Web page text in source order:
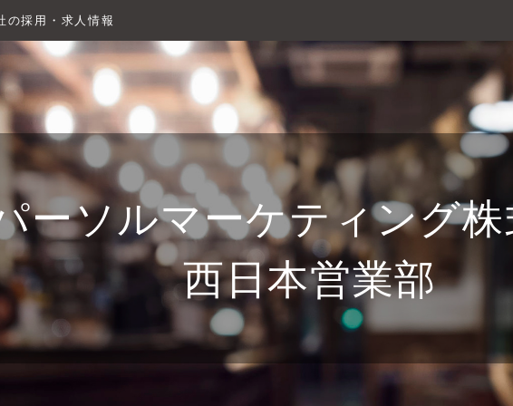
採用・求人情報
ーソルマーケティング
西日本営業部